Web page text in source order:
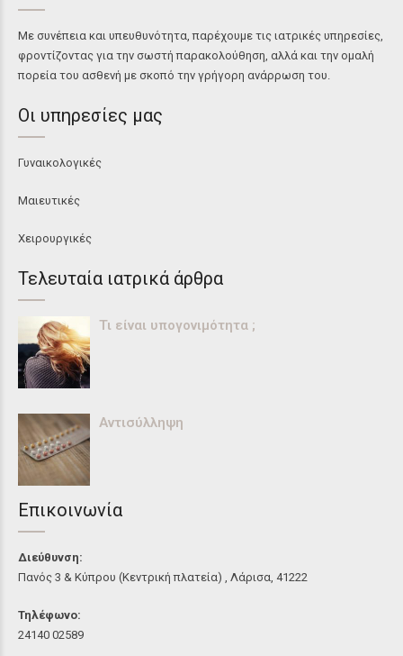
Με συνέπεια και υπευθυνότητα, παρέχουμε τις ιατρικές υπηρεσίες,
φροντίζοντας για την σωστή παρακολούθηση, αλλά και την ομαλή
πορεία του ασθενή με σκοπό την γρήγορη ανάρρωση του.
Οι υπηρεσίες μας
Γυναικολογικές
Μαιευτικές
Χειρουργικές
Τελευταία ιατρικά άρθρα
Τι είναι υπογονιμότητα ;
Αντισύλληψη
Επικοινωνία
Διεύθυνση:
Πανός 3 & Κύπρου (Κεντρική πλατεία) , Λάρισα, 41222
Τηλέφωνο:
24140 02589